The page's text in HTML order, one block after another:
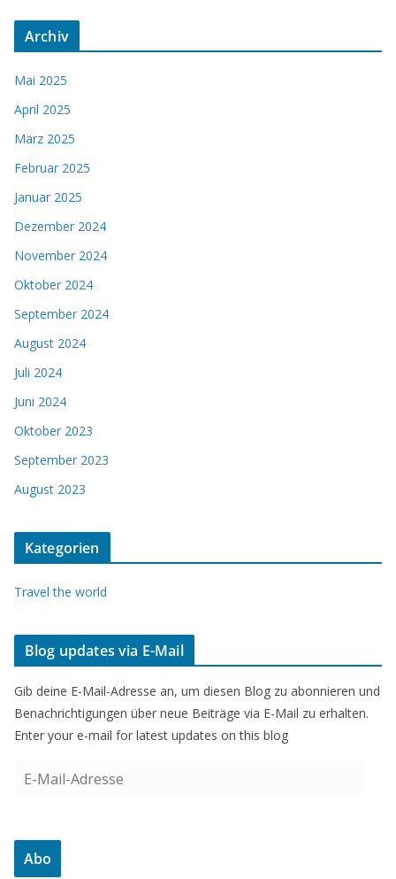
Archiv
Mai 2025
April 2025
März 2025
Februar 2025
Januar 2025
Dezember 2024
November 2024
Oktober 2024
September 2024
August 2024
Juli 2024
Juni 2024
Oktober 2023
September 2023
August 2023
Kategorien
Travel the world
Blog updates via E-Mail
Gib deine E-Mail-Adresse an, um diesen Blog zu abonnieren und
Benachrichtigungen über neue Beiträge via E-Mail zu erhalten.
Enter your e-mail for latest updates on this blog
a
Abo